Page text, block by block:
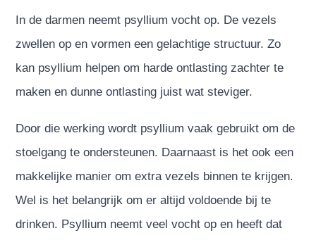
In de darmen neemt psyllium vocht op. De vezels
zwellen op en vormen een gelachtige structuur. Zo
kan psyllium helpen om harde ontlasting zachter te
maken en dunne ontlasting juist wat steviger.
Door die werking wordt psyllium vaak gebruikt om de
stoelgang te ondersteunen. Daarnaast is het ook een
makkelijke manier om extra vezels binnen te krijgen.
Wel is het belangrijk om er altijd voldoende bij te
drinken. Psyllium neemt veel vocht op en heeft dat